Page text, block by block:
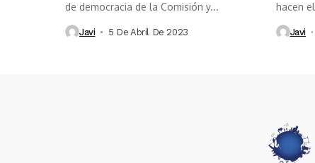
de democracia de la Comisión y...
Javi 5 De Abril De 2023
hacen
Javi